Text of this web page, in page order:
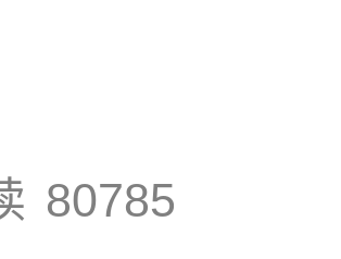
80785